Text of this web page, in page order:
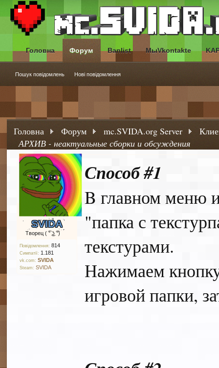
Головна Форум mc.SVIDA.org Server
АРХИВ - неактуальные сборки и обсуждения
SVIDA
Творец ( ͡° ͜ʖ ͡°)
Повідомлення: 814
Симпатії: 1.181
vk.com: SVIDA
Steam: SVIDA
Способ #1
B главном меню
"папка с
текстурами.
Нажимаем
игровой папки,
Головна Форум
Пошук повідомлень Нові повідомлення
Banlist МыVkontakte